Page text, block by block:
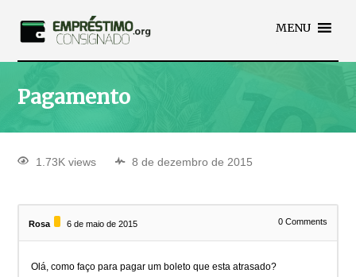
MENU
Pagamento
1.73K views 8 de dezembro de 2015
Rosa 6 de maio de 2015 0Comments
Olá, como faço para pagar um boleto que esta atrasado?